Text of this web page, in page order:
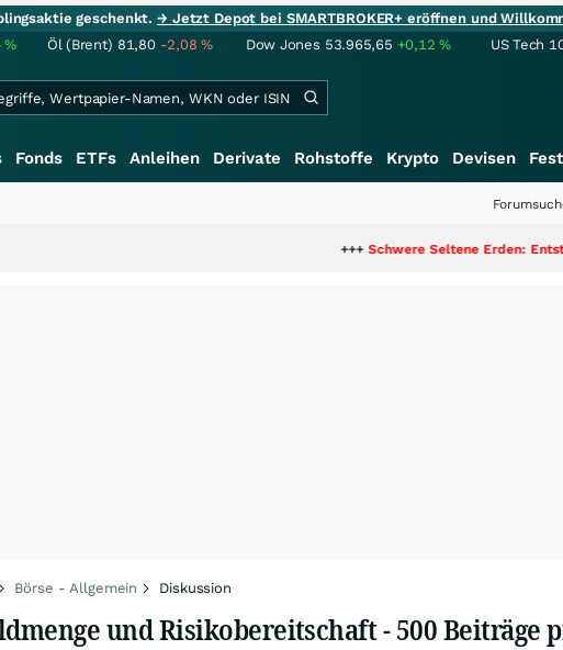
geschenkt.→ Jetzt Depot bei SMARTBROKER+ eröffnen und
% Öl (Brent) 81,80 -2,08% Dow Jones 53.965,65 +0,12% US Tech
Fonds ETFs Anleihen Derivate Rohstoffe Krypto Devisen
Schwere Seltene Erden: Entsteht hier
Börse - Allgemein Diskussion
und Risikobereitschaft - 500 Beiträge